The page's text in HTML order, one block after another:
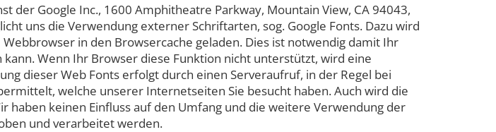
der Google Inc., 1600 Amphitheatre Parkway, Mountain View, CA 94043,
uns die Verwendung externer Schriftarten, sog. Google Fonts. Dazu wird
in den Browsercache geladen. Dies ist notwendig damit Ihr
Wenn Ihr Browser diese Funktion nicht unterstützt, wird eine
dieser Web Fonts erfolgt durch einen Serveraufruf, in der Regel bei
welche unserer Internetseiten Sie besucht haben. Auch wird die
haben keinen Einfluss auf den Umfang und die weitere Verwendung der
und verarbeitet werden.